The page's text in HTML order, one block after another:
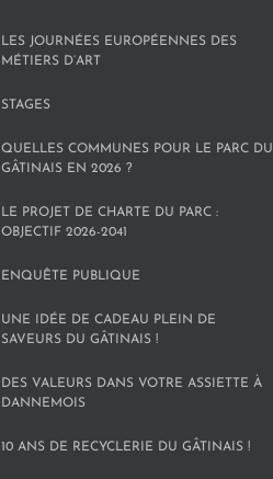
LES JOURNÉES EUROPÉENNES DES
MÉTIERS D’ART
STAGES
QUELLES COMMUNES POUR LE PARC DU
GÂTINAIS EN 2026 ?
LE PROJET DE CHARTE DU PARC :
OBJECTIF 2026-2041
ENQUÊTE PUBLIQUE
UNE IDÉE DE CADEAU PLEIN DE
SAVEURS DU GÂTINAIS !
DES VALEURS DANS VOTRE ASSIETTE À
DANNEMOIS
10 ANS DE RECYCLERIE DU GÂTINAIS !